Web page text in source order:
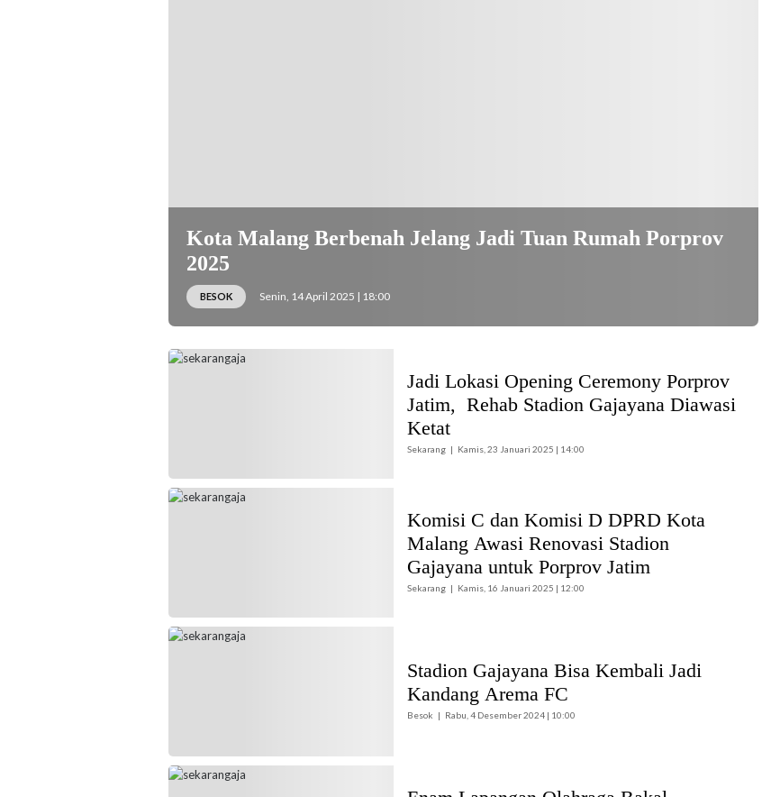
Kota Malang Berbenah Jelang Jadi Tuan Rumah Porprov
2025
BESOK Senin, 14 April 2025 | 18:00
Pj Wali Kota Malang Iwan Kurniawan
Jadi Lokasi Opening Ceremony Porprov
Jatim, Rehab Stadion Gajayana Diawasi
Ketat
Sekarang Kamis, 23 Januari 2025 | 14:00
Kondisi Stadion Gajayana Kota Malang
Komisi C dan Komisi D DPRD Kota
Malang Awasi Renovasi Stadion
Gajayana untuk Porprov Jatim
Sekarang Kamis, 16 Januari 2025 | 12:00
Stadion Gajayana berpeluang menjadi
Stadion Gajayana Bisa Kembali Jadi
Kandang Arema FC
Besok Rabu, 4 Desember 2024 | 10:00
Lapangan di luar Stadion Gajayana bakal